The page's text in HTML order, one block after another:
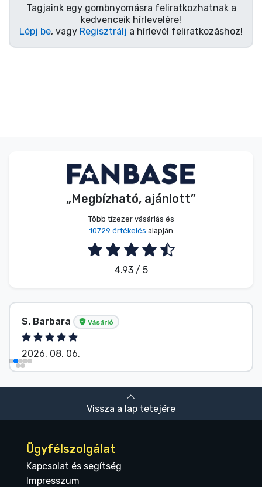
Tagjaink egy gombnyomásra feliratkozhatnak a
kedvenceik hírlevelére!
Lépj be, vagy Regisztrálj a hírlevél feliratkozáshoz!
„Megbízható, ajánlott”
Több tízezer vásárlás és
10729 értékelés alapján
4.93 / 5
S. Barbara Vásárló
2026. 08. 06.
Vissza a lap tetejére
Ügyfélszolgálat
Kapcsolat és segítség
Impresszum
Mesés cuccok
Animés cuccok
Terméktípusok